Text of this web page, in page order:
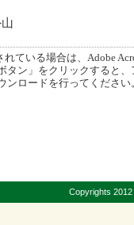
ている場合は、Adobe
ン」をクリックすると
ンロードを行ってください
Copyrights